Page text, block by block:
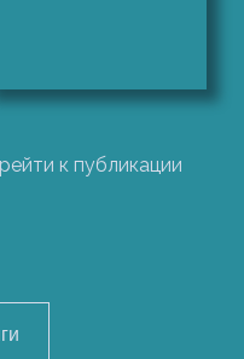
модели,
модель закупок
к публикации